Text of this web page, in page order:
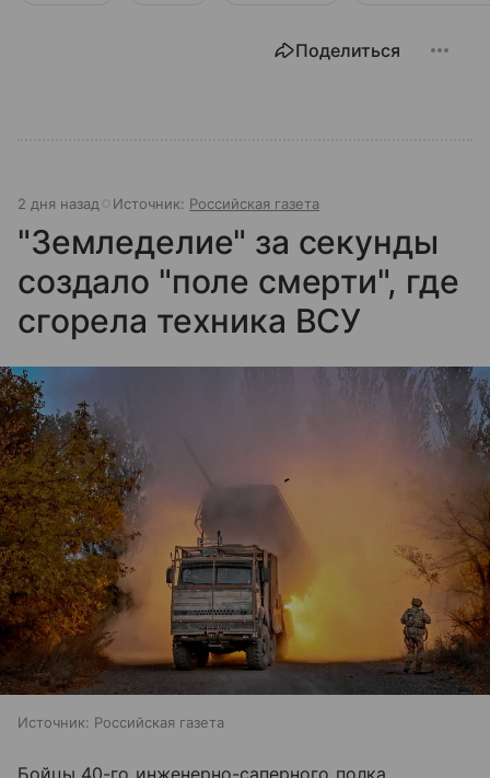
Поделиться
2 дня назад Источник: Российская газета
"Земледелие" за секунды
создало "поле смерти", где
сгорела техника ВСУ
Источник: Российская газета
Бойцы 40-го инженерно-саперного полка